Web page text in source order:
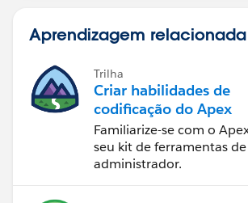
Aprendizagem relacionada
Trilha
Criar habilidades de
codificação do Apex
Familiarize-se com o
seu kit de ferramentas de
administrador.